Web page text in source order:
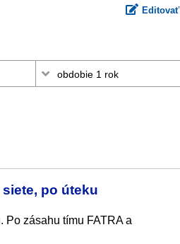
Editovať
po úteku
zásahu tímu FATRA a